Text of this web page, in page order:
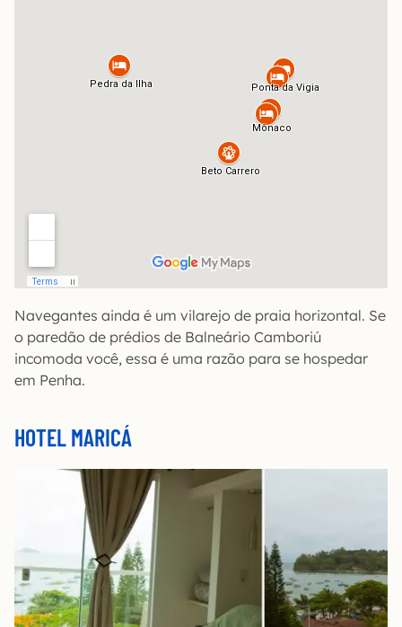
Navegantes ainda é um vilarejo de praia horizontal. Se
o paredão de prédios de Balneário Camboriú
incomoda você, essa é uma razão para se hospedar
em Penha.
HOTEL MARICÁ